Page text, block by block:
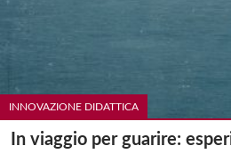
INNOVAZIONE DIDATTICA
In viaggio per guarire: